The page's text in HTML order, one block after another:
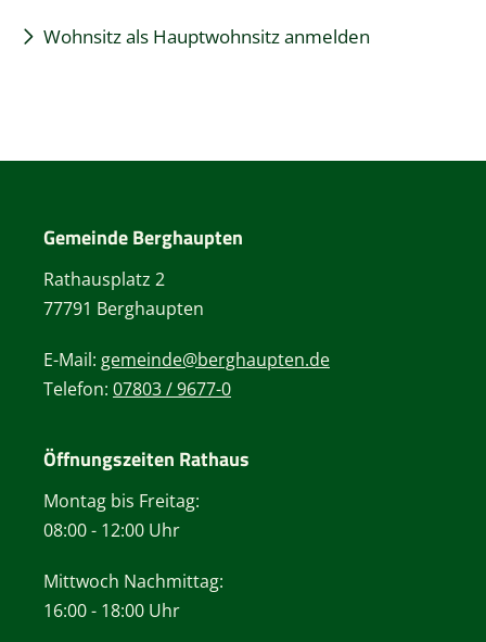
Wohnsitz als Hauptwohnsitz anmelden
Gemeinde Berghaupten
Rathausplatz 2
77791 Berghaupten
E-Mail: gemeinde@berghaupten.de
Telefon: 07803 / 9677-0
Öffnungszeiten Rathaus
Montag bis Freitag:
08:00 - 12:00 Uhr
Mittwoch Nachmittag:
16:00 - 18:00 Uhr